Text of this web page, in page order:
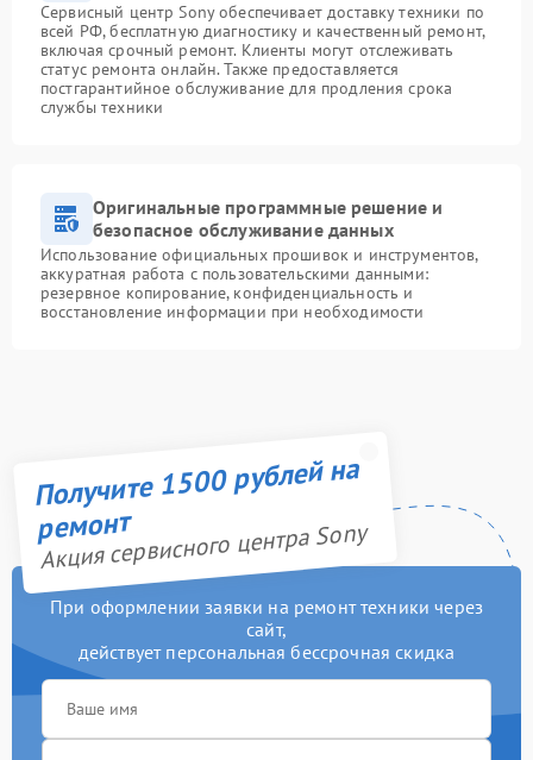
Сервисный центр Sony обеспечивает доставку техники по
всей РФ, бесплатную диагностику и качественный ремонт,
включая срочный ремонт. Клиенты могут отслеживать
статус ремонта онлайн. Также предоставляется
постгарантийное обслуживание для продления срока
службы техники
Оригинальные программные решение и
безопасное обслуживание данных
Использование официальных прошивок и инструментов,
аккуратная работа с пользовательскими данными:
резервное копирование, конфиденциальность и
восстановление информации при необходимости
Получите 1500 рублей на
ремонт
Акция сервисного центра Sony
При оформлении заявки на ремонт техники через
сайт,
действует персональная бессрочная скидка